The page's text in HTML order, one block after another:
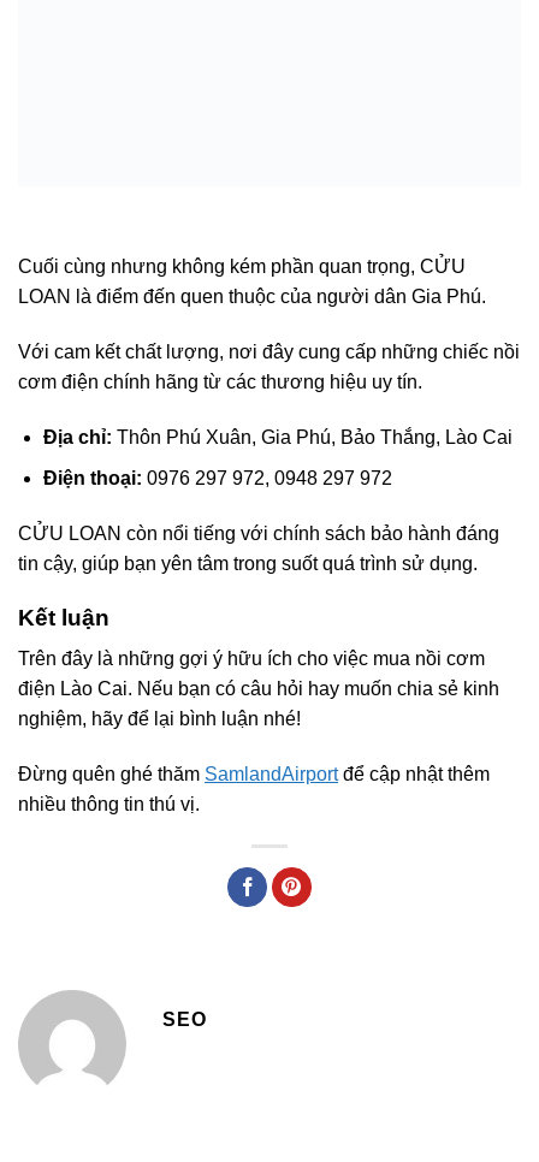
Cuối cùng nhưng không kém phần quan trọng, CỬU
LOAN là điểm đến quen thuộc của người dân Gia Phú.
Với cam kết chất lượng, nơi đây cung cấp những chiếc nồi
cơm điện chính hãng từ các thương hiệu uy tín.
Địa chỉ: Thôn Phú Xuân, Gia Phú, Bảo Thắng, Lào Cai
Điện thoại: 0976 297 972, 0948 297 972
CỬU LOAN còn nổi tiếng với chính sách bảo hành đáng
tin cậy, giúp bạn yên tâm trong suốt quá trình sử dụng.
Kết luận
Trên đây là những gợi ý hữu ích cho việc mua nồi cơm
điện Lào Cai. Nếu bạn có câu hỏi hay muốn chia sẻ kinh
nghiệm, hãy để lại bình luận nhé!
Đừng quên ghé thăm SamlandAirportđể cập nhật thêm
nhiều thông tin thú vị.
SEO